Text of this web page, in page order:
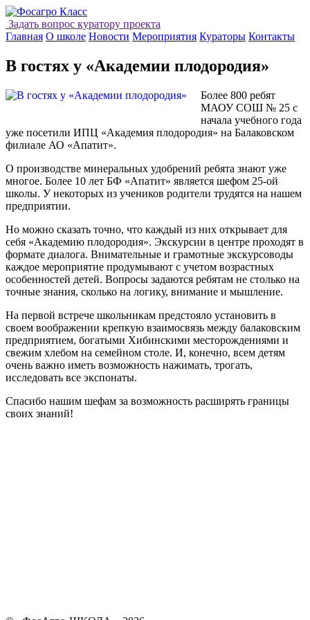
Задать вопрос куратору проекта
Главная О школе Новости Мероприятия Кураторы Контакты
В гостях у «Академии плодородия»
Более 800 ребят
МАОУ СОШ № 25 с
начала учебного года
уже посетили ИПЦ «Академия плодородия» на Балаковском
филиале АО «Апатит».
О производстве минеральных удобрений ребята знают уже
многое. Более 10 лет БФ «Апатит» является шефом 25-ой
школы. У некоторых из учеников родители трудятся на нашем
предприятии.
Но можно сказать точно, что каждый из них открывает для
себя «Академию плодородия». Экскурсии в центре проходят в
формате диалога. Внимательные и грамотные экскурсоводы
каждое мероприятие продумывают с учетом возрастных
особенностей детей. Вопросы задаются ребятам не столько на
точные знания, сколько на логику, внимание и мышление.
На первой встрече школьникам предстояло установить в
своем воображении крепкую взаимосвязь между балаковским
предприятием, богатыми Хибинскими месторождениями и
свежим хлебом на семейном столе. И, конечно, всем детям
очень важно иметь возможность нажимать, трогать,
исследовать все экспонаты.
Спасибо нашим шефам за возможность расширять границы
своих знаний!